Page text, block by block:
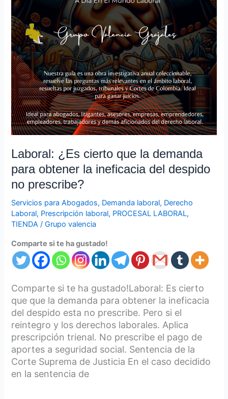
Laboral: ¿Es cierto que la demanda
para obtener la ineficacia del despido
no prescribe?
Servicios para Abogados, Demanda laboral, Derecho
Laboral, Prescripción laboral, PROCESAL LABORAL,
TIENDA /Grupo valencia
Comparte si te ha gustado!
Comparte si te ha gustado!Laboral: Es cierto
que que la demanda para obtener la ineficacia
del despido esta no prescribe. Pero si el
reintegro y los derechos laborales. Aplica
prescripción trienal. No prescribe el pago de
aportes a seguridad social. Sentencia de la
Corte Suprema de Justicia En el caso decidido
en la sentencia de
prescribe?